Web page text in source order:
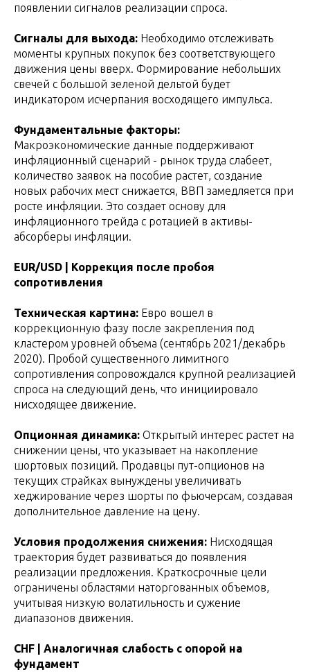
появлении сигналов реализации спроса.
Сигналы для выхода: Необходимо отслеживать
моменты крупных покупок без соответствующего
движения цены вверх. Формирование небольших
свечей с большой зеленой дельтой будет
индикатором исчерпания восходящего импульса.
Фундаментальные факторы:
Макроэкономические данные поддерживают
инфляционный сценарий - рынок труда слабеет,
количество заявок на пособие растет, создание
новых рабочих мест снижается, ВВП замедляется при
росте инфляции. Это создает основу для
инфляционного трейда с ротацией в активы-
абсорберы инфляции.
EUR/USD | Коррекция после пробоя
сопротивления
Техническая картина: Евро вошел в
коррекционную фазу после закрепления под
кластером уровней объема (сентябрь 2021/декабрь
2020). Пробой существенного лимитного
сопротивления сопровождался крупной реализацией
спроса на следующий день, что инициировало
нисходящее движение.
Опционная динамика: Открытый интерес растет на
снижении цены, что указывает на накопление
шортовых позиций. Продавцы пут-опционов на
текущих страйках вынуждены увеличивать
хеджирование через шорты по фьючерсам, создавая
дополнительное давление на цену.
Условия продолжения снижения: Нисходящая
траектория будет развиваться до появления
реализации предложения. Краткосрочные цели
ограничены областями наторгованных объемов,
учитывая низкую волатильность и сужение
диапазонов движения.
CHF | Аналогичная слабость с опорой на
фундамент